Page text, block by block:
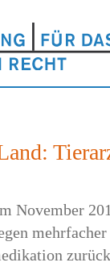
November